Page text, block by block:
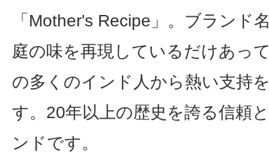
「Mother's Recipe」。ブランド
庭の味を再現しているだけあっ
の多くのインド人から熱い支持
す。20年以上の歴史を誇る信頼
ンドです。